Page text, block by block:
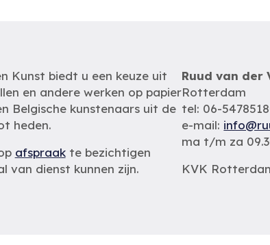
Kunst biedt u een keuze uit
en andere werken op papier
Belgische kunstenaars uit de
heden.
afspraakte bezichtigen
van dienst kunnen zijn.
Ruud van der
Rotterdam
tel: 06-
e-mail:
ma t/m za
KVK